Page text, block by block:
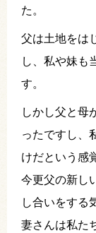
た。
父は土地をは
し、私や妹も
す。
しかし父と母
ったですし、
けだという感
今更父の新し
し合いをする
妻さんは私た